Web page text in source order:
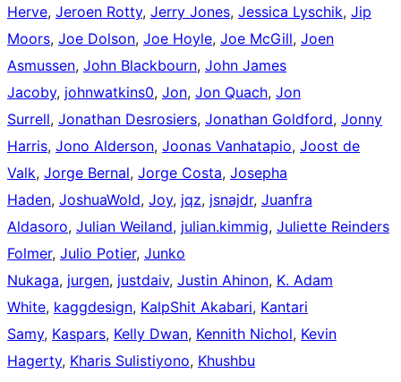
Herve, Jeroen Rotty, Jerry Jones, Jessica Lyschik, Jip
Moors, Joe Dolson, Joe Hoyle, Joe McGill, Joen
Asmussen, John Blackbourn, John James
Jacoby, johnwatkins0, Jon, Jon Quach, Jon
Surrell, Jonathan Desrosiers, Jonathan Goldford, Jonny
Harris, Jono Alderson, Joonas Vanhatapio, Joost de
Valk, Jorge Bernal, Jorge Costa, Josepha
Haden, JoshuaWold, Joy, jqz, jsnajdr, Juanfra
Aldasoro, Julian Weiland, julian.kimmig, Juliette Reinders
Folmer, Julio Potier, Junko
Nukaga, jurgen, justdaiv, Justin Ahinon, K. Adam
White, kaggdesign, KalpShit Akabari, Kantari
Samy, Kaspars, Kelly Dwan, Kennith Nichol, Kevin
Hagerty, Kharis Sulistiyono, Khushbu